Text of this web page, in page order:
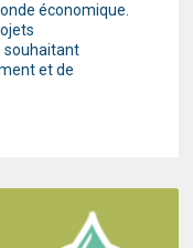
économique.
souhaitant
et de